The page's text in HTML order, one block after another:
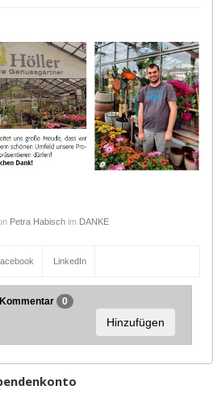
Petra Habischim DANKE
LinkedIn
Kommentar 0
Hinzufügen